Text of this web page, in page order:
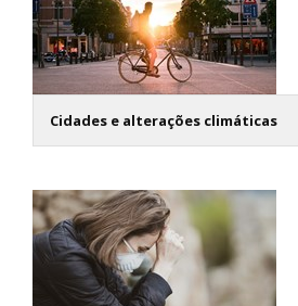
Cidades e alterações climáticas